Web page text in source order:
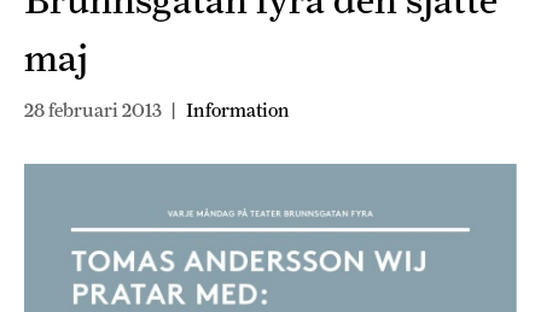
maj
28 februari 2013 | Information